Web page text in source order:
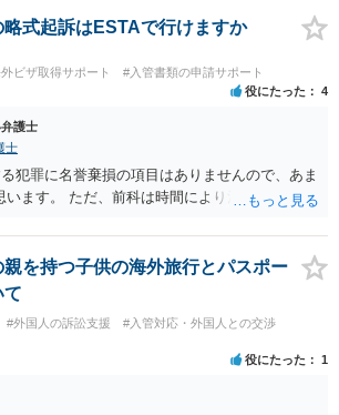
式起訴はESTAで行けますか
ビザ取得サポート #入管書類の申請サポート
役にたった 4
護士
士
犯罪に名誉棄損の項目はありませんので、あま
います。 ただ、前科は時間により消えません。
を持つ子供の海外旅行とパスポー
て
#外国人の訴訟支援
#入管対応・外国人との交渉
役にたった 1